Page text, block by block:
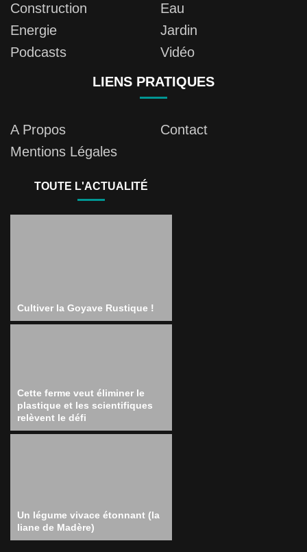
Construction
Eau
Energie
Jardin
Podcasts
Vidéo
LIENS PRATIQUES
A Propos
Contact
Mentions Légales
TOUTE L'ACTUALITÉ
Cultiver la Goyave Rustique !
Cette ferme veut éliminer le
plastique et les scientifiques
relèvent le défi
Un légume vivace étonnant (la
liane de Madère)